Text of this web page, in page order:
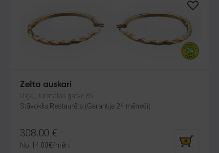
Zelta auskari
Rīga, Jūrmalas gatve 85
Stāvoklis Restaurēts (Garantija 24 mēneši)
308.00 €
No 14.00€/mēn.